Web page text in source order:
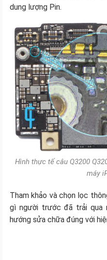
dung lượng Pin.
Hình thực tế câu Q3200
máy
Tham khảo và chọn lọc
gì người trước đã trải qua
hướng sửa chữa đúng với